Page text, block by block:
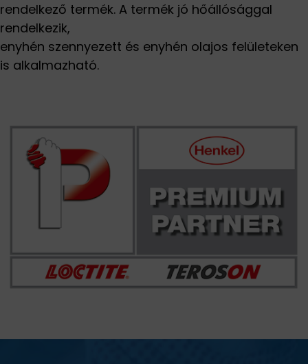
rendelkező termék. A termék jó hőállósággal
rendelkezik,
enyhén szennyezett és enyhén olajos felületeken
is alkalmazható.